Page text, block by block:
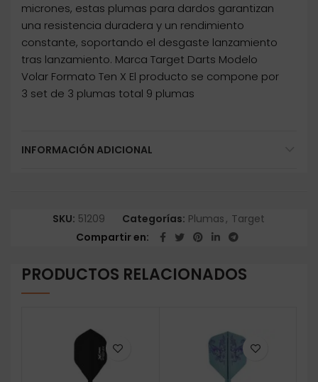
micrones, estas plumas para dardos garantizan
una resistencia duradera y un rendimiento
constante, soportando el desgaste lanzamiento
tras lanzamiento. Marca Target Darts Modelo
Volar Formato Ten X El producto se compone por
3 set de 3 plumas total 9 plumas
INFORMACIÓN ADICIONAL
SKU: 51209 Categorías: Plumas, Target
Compartir en
PRODUCTOS RELACIONADOS